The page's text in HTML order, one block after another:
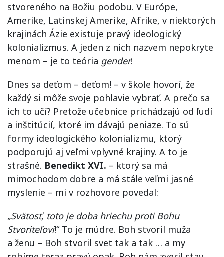
stvoreného na Božiu podobu. V Európe,
Amerike, Latinskej Amerike, Afrike, v niektorých
krajinách Ázie existuje pravý ideologický
kolonializmus. A jeden z nich nazvem nepokryte
menom – je to teória gender!
Dnes sa deťom – deťom! – v škole hovorí, že
každý si môže svoje pohlavie vybrať. A prečo sa
ich to učí? Pretože učebnice prichádzajú od ľudí
a inštitúcií, ktoré im dávajú peniaze. To sú
formy ideologického kolonializmu, ktorý
podporujú aj veľmi vplyvné krajiny. A to je
strašné. Benedikt XVI. – ktorý sa má
mimochodom dobre a má stále veľmi jasné
myslenie – mi v rozhovore povedal:
„Svätosť, toto je doba hriechu proti Bohu
Stvoriteľovi!“ To je múdre. Boh stvoril muža
a ženu – Boh stvoril svet tak a tak … a my